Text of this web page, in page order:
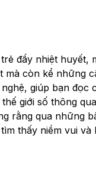
đầy nhiệt huyết,
mà còn kể những
giúp bạn đọc
giới số thông
rằng qua những
thấy niềm vui và